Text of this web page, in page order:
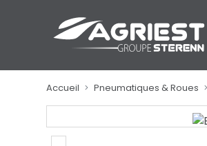
Accueil Pneumatiques & Roues